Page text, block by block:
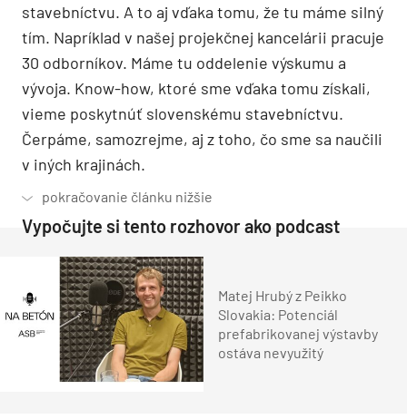
stavebníctvu. A to aj vďaka tomu, že tu máme silný
tím. Napríklad v našej projekčnej kancelárii pracuje
30 odborníkov. Máme tu oddelenie výskumu a
vývoja. Know-how, ktoré sme vďaka tomu získali,
vieme poskytnúť slovenskému stavebníctvu.
Čerpáme, samozrejme, aj z toho, čo sme sa naučili
v iných krajinách.
Vypočujte si tento rozhovor ako podcast
Matej Hrubý z Peikko
Slovakia: Potenciál
prefabrikovanej výstavby
ostáva nevyužitý